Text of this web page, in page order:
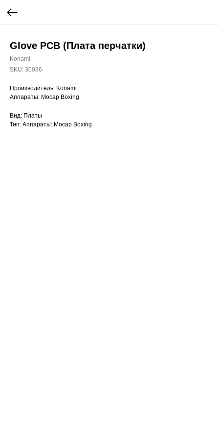
Glove PCB (Плата перчатки)
Konami
SKU: 30036
Производитель: Konami
Аппараты: Mocap Boxing
Вид: Платы
Тип: Аппараты: Mocap Boxing